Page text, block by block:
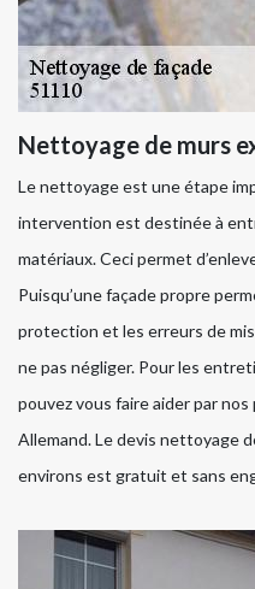
Nettoyage de murs
Le nettoyage est une étape
intervention est destinée à
matériaux. Ceci permet
Puisqu’une façade propre
protection et les erreurs de
ne pas négliger. Pour les
pouvez vous faire aider par
Allemand. Le devis nettoyage
environs est gratuit et sans